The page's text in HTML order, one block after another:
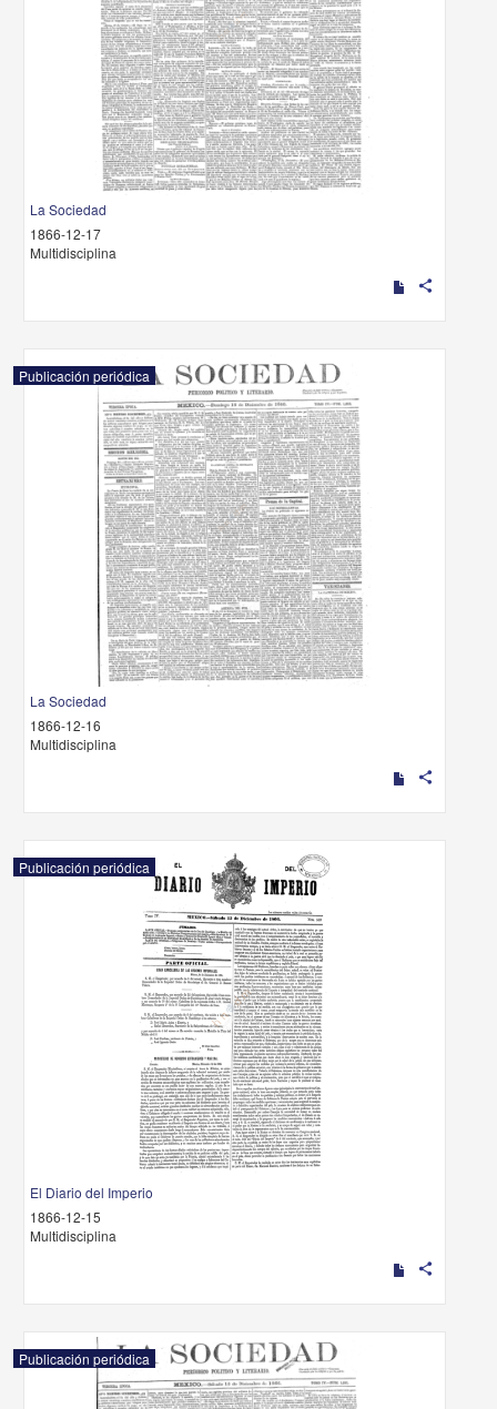
La Sociedad
1866-12-17
Multidisciplina
share
Publicación periódica
La Sociedad
1866-12-16
Multidisciplina
share
Publicación periódica
El Diario del Imperio
1866-12-15
Multidisciplina
share
Publicación periódica